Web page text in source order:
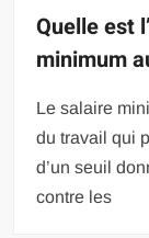
Quelle est
minimum
Le salaire
du travail qui
d’un seuil
contre les